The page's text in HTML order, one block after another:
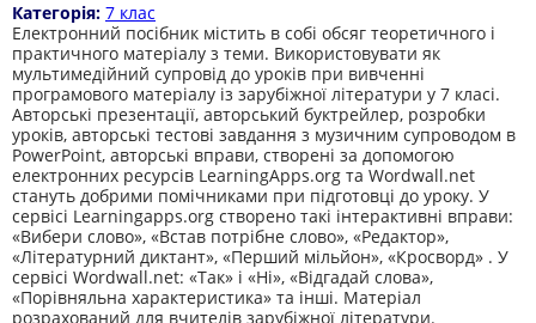
Категорія: 7 клас
Електронний посібник містить в собі обсяг теоретичного і
практичного матеріалу з теми. Використовувати як
мультимедійний супровід до уроків при вивченні
програмового матеріалу із зарубіжної літератури у 7 класі.
Авторські презентації, авторський буктрейлер, розробки
уроків, авторські тестові завдання з музичним супроводом в
PowerPoint, авторські вправи, створені за допомогою
електронних ресурсів LearningApps.org та Wordwall.net
стануть добрими помічниками при підготовці до уроку. У
сервісі Learningapps.org створено такі інтерактивні вправи:
«Вибери слово», «Встав потрібне слово», «Редактор»,
«Літературний диктант», «Перший мільйон», «Кросворд» . У
сервісі Wordwall.net: «Так» і «Ні», «Відгадай слова»,
«Порівняльна характеристика» та інші. Матеріал
розрахований для вчителів зарубіжної літератури.